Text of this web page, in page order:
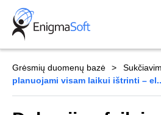
Skip
content
Grėsmių duomenų bazė
planuojami visam laikui ištrinti –